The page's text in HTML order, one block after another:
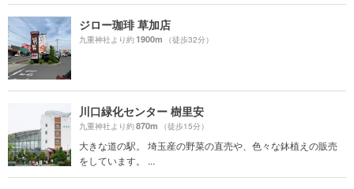
ジロー珈琲 草加店
九重神社より約1900m （徒歩32分）
川口緑化センター 樹里安
九重神社より約870m （徒歩15分）
大きな道の駅。 埼玉産の野菜の直売や、色々な鉢植えの販売
をしています。 ...